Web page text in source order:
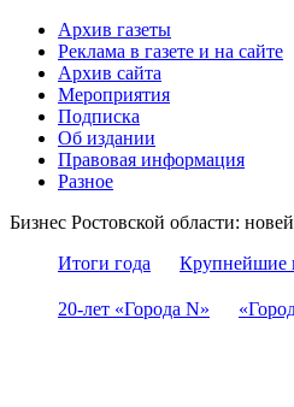
Архив газеты
Реклама в газете и на сайте
Архив сайта
Мероприятия
Подписка
Об издании
Правовая информация
Разное
Бизнес Ростовской области:
Итоги года
Крупнейшие
20-лет «Города N»